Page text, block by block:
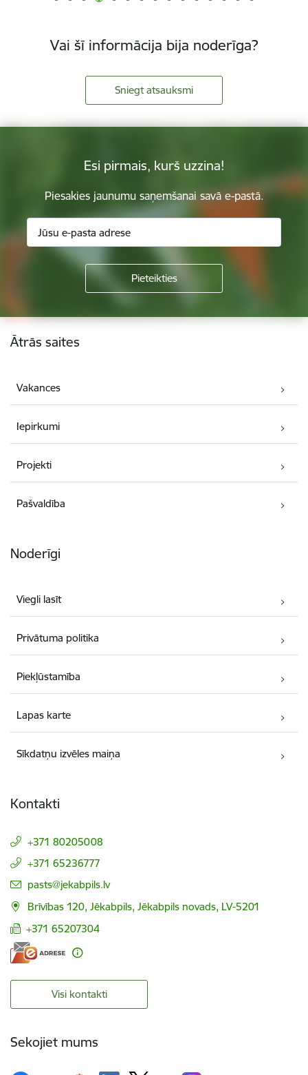
Vai šī informācija bija noderīga?
Sniegt atsauksmi
Esi pirmais, kurš uzzina!
Piesakies jaunumu saņemšanai savā e-pastā.
Kājene
Ātrās saites
Vakances
Iepirkumi
Projekti
Pašvaldība
Noderīgi
Viegli lasīt
Privātuma politika
Piekļūstamība
Lapas karte
Sīkdatņu izvēles maiņa
Kontakti
+371 80205008
+371 65236777
E-pasts:
pasts@jekabpils.lv
Brīvības 120, Jēkabpils, Jēkabpils novads, LV-5201
+371 65207304
Visi kontakti
Sekojiet mums